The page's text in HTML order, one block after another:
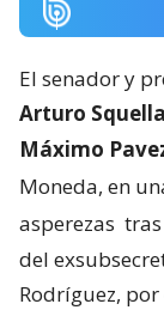
El senador y
Arturo Squella
Máximo
Moneda, en
asperezas
del
Rodríguez,